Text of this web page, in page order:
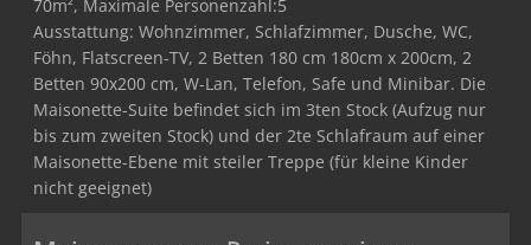
Maximalbelegung:
70m², Maximale Personenzahl:5
Ausstattung: Wohnzimmer, Schlafzimmer, Dusche, WC,
Föhn, Flatscreen-TV, 2 Betten 180 cm 180cm x 200cm, 2
Betten 90x200 cm, W-Lan, Telefon, Safe und Minibar. Die
Maisonette-Suite befindet sich im 3ten Stock (Aufzug nur
bis zum zweiten Stock) und der 2te Schlafraum auf einer
Maisonette-Ebene mit steiler Treppe (für kleine Kinder
nicht geeignet)